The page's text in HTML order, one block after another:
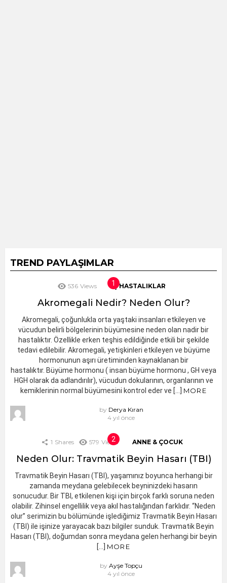
TREND PAYLAŞIMLAR
536 Views İÇ HASTALIKLAR
Akromegali Nedir? Neden Olur?
Akromegali, çoğunlukla orta yaştaki insanları etkileyen ve
vücudun belirli bölgelerinin büyümesine neden olan nadir bir
hastalıktır. Özellikle erken teşhis edildiğinde etkili bir şekilde
tedavi edilebilir. Akromegali, yetişkinleri etkileyen ve büyüme
hormonunun aşırı üretiminden kaynaklanan bir
hastalıktır. Büyüme hormonu ( insan büyüme hormonu , GH veya
HGH olarak da adlandırılır), vücudun dokularının, organlarının ve
kemiklerinin normal büyümesini kontrol eder ve […] MORE
by Derya Kıran
4 yıl önce
1 Shares 579 Views ANNE & ÇOCUK
Neden Olur: Travmatik Beyin Hasarı (TBI)
Travmatik Beyin Hasarı (TBI), yaşamınız boyunca herhangi bir
zamanda meydana gelebilecek beyninizdeki hasarın
sonucudur. Bir TBI, etkilenen kişi için birçok farklı soruna neden
olabilir. Zihinsel engellilik veya akıl hastalığından farklıdır. “Neden
olur” serimizin bu bölümünde işlediğimiz Travmatik Beyin Hasarı
(TBI) ile işinize yarayacak bazı bilgiler sunduk. Travmatik Beyin
Hasarı (TBI), doğumdan sonra meydana gelen herhangi bir beyin
[…] MORE
by Ayşe Topçu
4 yıl önce